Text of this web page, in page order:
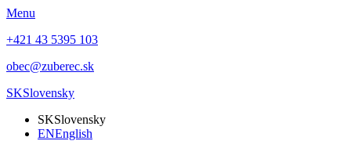
Menu
+421 43 5395 103
obec@zuberec.sk
SKSlovensky
SKSlovensky
ENEnglish